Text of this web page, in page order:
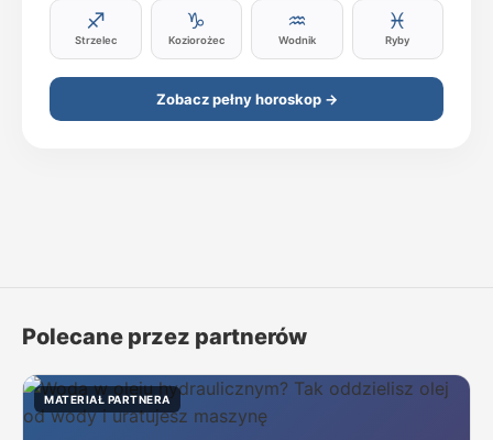
♐
Strzelec
♑
Koziorożec
♒
Wodnik
♓
Ryby
Zobacz pełny horoskop →
Polecane przez partnerów
MATERIAŁ PARTNERA